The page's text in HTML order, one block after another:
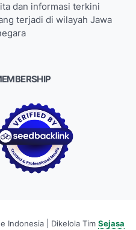
dan informasi terkini
terjadi di wilayah Jawa
Indonesia | Dikelola Tim Sejasa